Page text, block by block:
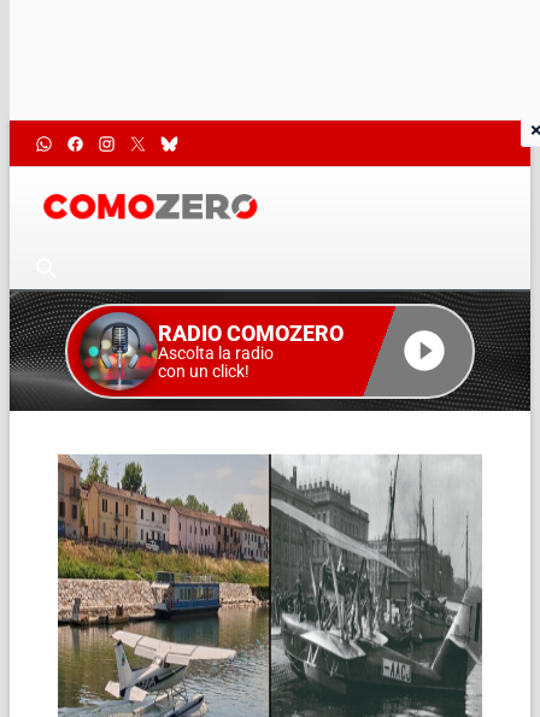
RADIO COMOZERO
Ascolta la radio
con un click!